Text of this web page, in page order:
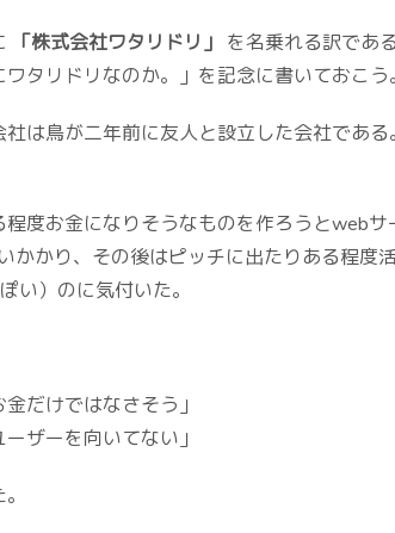
「株式会社ワタリドリ」 を名乗れる訳である
タリドリなのか。」を記念に書いておこう。
は鳥が二年前に友人と設立した会社である。
度お金になりそうなものを作ろうとwebサ
かかり、その後はピッチに出たりある程度
い）のに気付いた。
だけではなさそう」
ザーを向いてない」